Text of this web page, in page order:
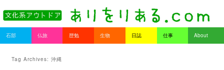
Main menu
Skip to primary content
Skip to secondary content
石部 仏旅 歴勉 生物 日誌 仕事 About
Tag Archives: 沖縄